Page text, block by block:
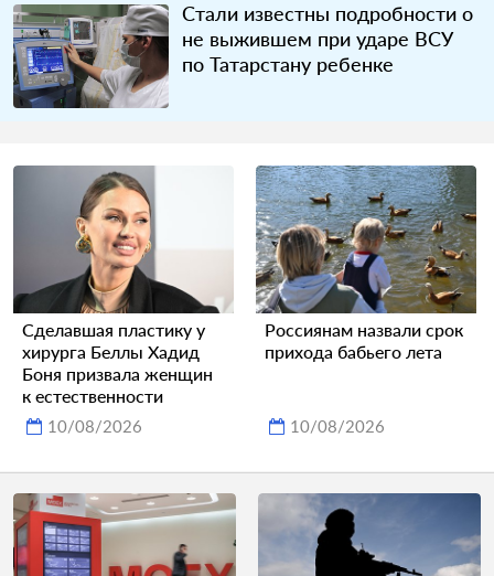
Стали известны подробности о
не выжившем при ударе ВСУ
по Татарстану ребенке
Сделавшая пластику у
хирурга Беллы Хадид
Боня призвала женщин
к естественности
10/08/2026
Россиянам назвали срок
прихода бабьего лета
10/08/2026